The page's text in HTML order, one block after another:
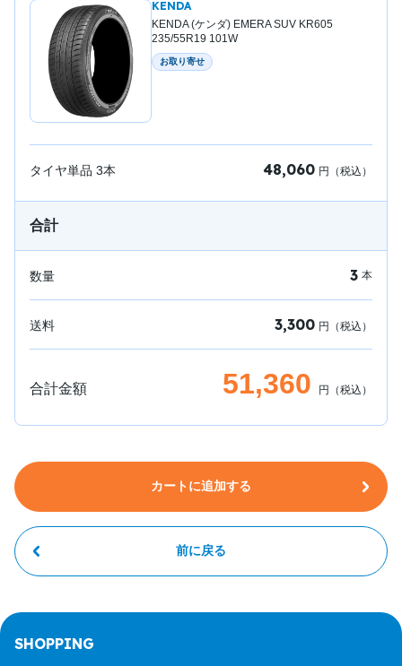
KENDA
KENDA (ケンダ) EMERA SUV KR605
235/55R19 101W
お取り寄せ
タイヤ単品 3本 48,060 円（税込）
合計
数量 3 本
送料 3,300 円（税込）
合計金額 51,360 円（税込）
カートに追加する
前に戻る
SHOPPING